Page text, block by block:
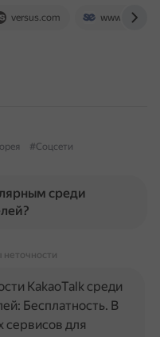
versus.com
#Соцсети
среди
неточности
KakaoTalk среди
Бесплатность. В
сервисов для